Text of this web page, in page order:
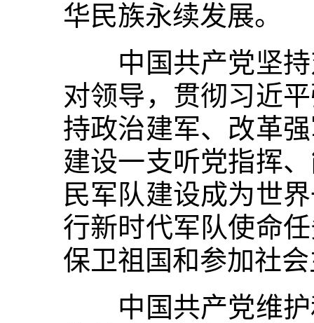
华民族永续发展。
中国共产党坚持
对领导，贯彻习近
持政治建军、改革
建设一支听党指挥
民军队建设成为世
行新时代军队使命
保卫祖国和参加社
中国共产党维护